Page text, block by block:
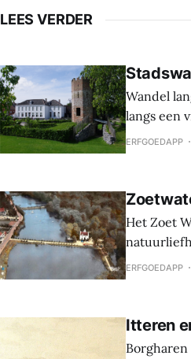
LEES VERDER
Wandel
langs een
ERFGOEDAPP
Het Zoet
Hier
ERFGOEDAPP
Itteren